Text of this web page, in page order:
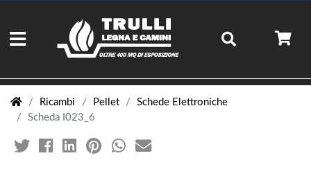
Ricambi Pellet
Schede Elettroniche
Scheda I023_6